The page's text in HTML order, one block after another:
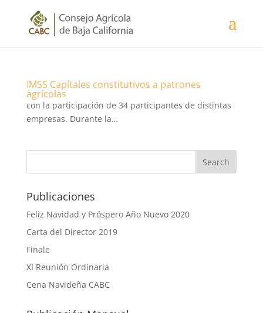
IMSS Capítales constitutivos a patrones
agrícolas
con la participación de 34 participantes de distintas
empresas. Durante la…
Publicaciones
Feliz Navidad y Próspero Año Nuevo 2020
Carta del Director 2019
Finale
XI Reunión Ordinaria
Cena Navideña CABC